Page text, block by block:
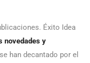
Éxito Idea
novedades y
han decantado por el